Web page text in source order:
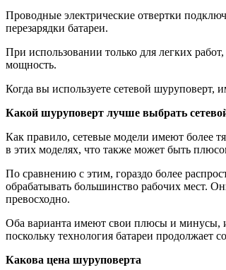
Проводные электрические отвертки
перезарядки батареи.
При использовании только для легких
мощность.
Когда вы используете сетевой шуруповерт,
Какой шуруповерт лучше выбрать
Как правило, сетевые модели имеют более
в этих моделях, что также может быть
По сравнению с этим, гораздо более
обрабатывать большинство рабочих мест.
превосходно.
Оба варианта имеют свои плюсы и минусы, и
поскольку технология батареи продолжает
Какова цена шуруповерта